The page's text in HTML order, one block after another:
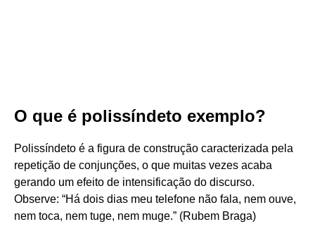
O que é polissíndeto exemplo?
Polissíndeto é a figura de construção caracterizada pela
repetição de conjunções, o que muitas vezes acaba
gerando um efeito de intensificação do discurso.
Observe: “Há dois dias meu telefone não fala, nem ouve,
nem toca, nem tuge, nem muge.” (Rubem Braga)